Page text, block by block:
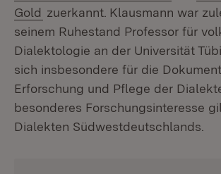
Gold zuerkannt. Klausmann war
seinem Ruhestand Professor für
Dialektologie an der Universität
sich insbesondere für die
Erforschung und Pflege der
besonderes Forschungsinteresse
Dialekten Südwestdeutschlands.